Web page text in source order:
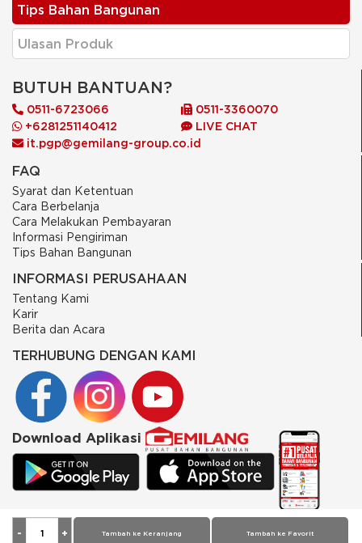
Tambah ke Keranjang Tambah ke Favorit
Tips Bahan Bangunan
Ulasan Produk
BUTUH BANTUAN?
0511-6723066
0511-3360070
+6281251140412
LIVE CHAT
it.pgp@gemilang-group.co.id
FAQ
Syarat dan Ketentuan
Cara Berbelanja
Cara Melakukan Pembayaran
Informasi Pengiriman
Tips Bahan Bangunan
INFORMASI PERUSAHAAN
Tentang Kami
Karir
Berita dan Acara
TERHUBUNG DENGAN KAMI
Download Aplikasi
© 2026 PT Putra Gemilang Prima. All rights reserved